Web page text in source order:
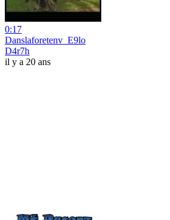
0:17
Danslaforetenv_E9lo
D4r7h
il y a 20 ans